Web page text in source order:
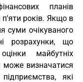
планів
п'яти років. Якщо в
суми очікуваного
розрахунки, що
майбутніх
може визначатися
які